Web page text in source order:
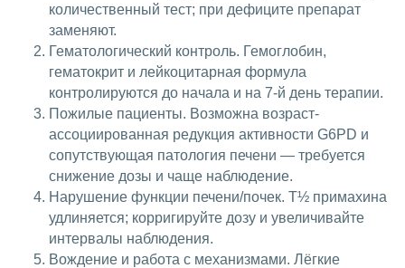
количественный тест; при дефиците препарат
заменяют.
Гематологический контроль. Гемоглобин,
гематокрит и лейкоцитарная формула
контролируются до начала и на 7-й день терапии.
Пожилые пациенты. Возможна возраст-
ассоциированная редукция активности G6PD и
сопутствующая патология печени — требуется
снижение дозы и чаще наблюдение.
Нарушение функции печени/почек. T½ примахина
удлиняется; корригируйте дозу и увеличивайте
интервалы наблюдения.
Вождение и работа с механизмами. Лёгкие